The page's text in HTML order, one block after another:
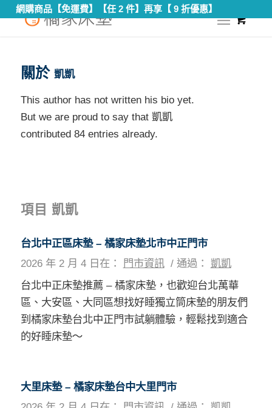
網購商品【免運費】【任 2 件】再享【 9 折優惠】
您現在的位置： 首頁 /凱凱
關於 凱凱
This author has not written his bio yet.
But we are proud to say that 凱凱
contributed 84 entries already.
項目 凱凱
台北中正區床墊 – 橘家床墊北市中正門市
2026 年 2 月 4 日 在： 門市資訊 / 通過： 凱凱
台北中正床墊推薦 – 橘家床墊，也歡迎台北萬華
區、大安區、大同區想找好睡獨立筒床墊的朋友們
到橘家床墊台北中正門市試躺體驗，輕鬆找到適合
的好睡床墊～
大里床墊 – 橘家床墊台中大里門市